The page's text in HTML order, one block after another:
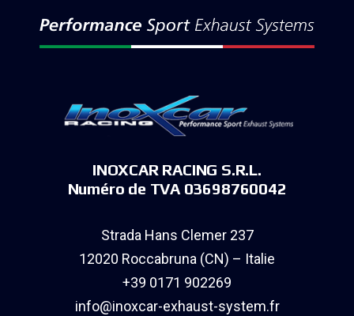
INOXCAR RACING S.R.L.
Numéro de TVA 03698760042
Strada Hans Clemer 237
12020 Roccabruna (CN) – Italie
+39 0171 902269
info@inoxcar-exhaust-system.fr